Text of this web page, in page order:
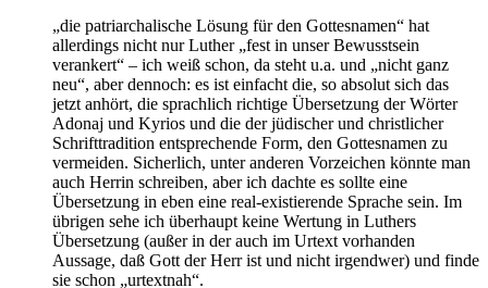
„die patriarchalische Lösung für den Gottesnamen“ hat
allerdings nicht nur Luther „fest in unser Bewusstsein
verankert“ – ich weiß schon, da steht u.a. und „nicht ganz
neu“, aber dennoch: es ist einfacht die, so absolut sich das
jetzt anhört, die sprachlich richtige Übersetzung der Wörter
Adonaj und Kyrios und die der jüdischer und christlicher
Schrifttradition entsprechende Form, den Gottesnamen zu
vermeiden. Sicherlich, unter anderen Vorzeichen könnte man
auch Herrin schreiben, aber ich dachte es sollte eine
Übersetzung in eben eine real-existierende Sprache sein. Im
übrigen sehe ich überhaupt keine Wertung in Luthers
Übersetzung (außer in der auch im Urtext vorhanden
Aussage, daß Gott der Herr ist und nicht irgendwer) und finde
sie schon „urtextnah“.